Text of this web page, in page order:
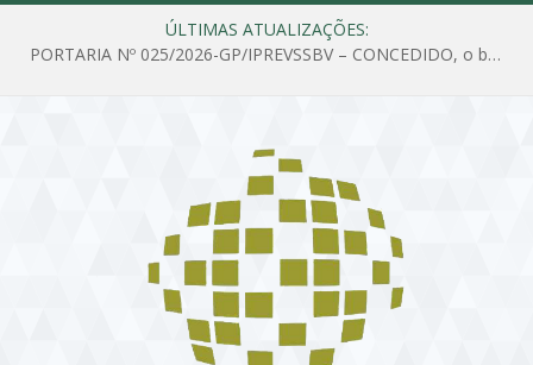
ÚLTIMAS ATUALIZAÇÕES:
PORTARIA Nº 025/2026-GP/IPREVSSBV – CONCEDIDO, o benefício de PENSÃO a MARIA ESTELA DOS SANTOS SOUZA